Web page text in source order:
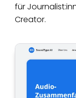
für
Creator.